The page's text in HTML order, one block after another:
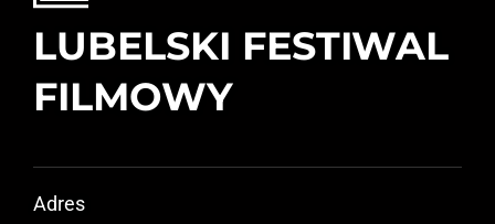
LUBELSKI FESTIWAL
FILMOWY
Adres